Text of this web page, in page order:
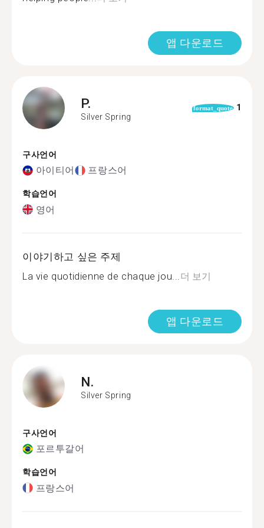
앱 다운로드
P.
Silver Spring
format_quote 1
구사언어
아이티어 프랑스어
학습언어
영어
이야기하고 싶은 주제
La vie quotidienne de chaque jou... 더 보기
앱 다운로드
N.
Silver Spring
구사언어
포르투갈어
학습언어
프랑스어